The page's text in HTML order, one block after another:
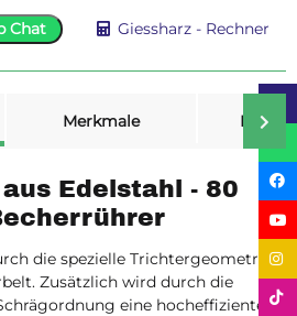
Chat Giessharz - Rechner
Merkmale
Edelstahl - 80
die spezielle Trichtergeometrie
Zusätzlich wird durch die
eine hocheffiziente